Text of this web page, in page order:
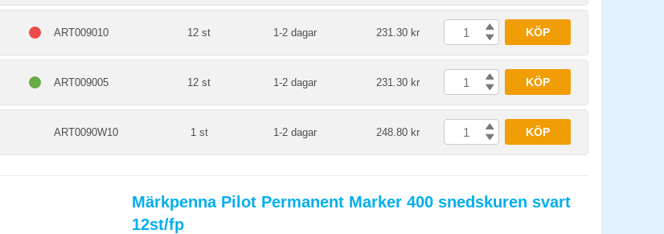
ART009010 12 st 1-2 dagar 231.30 kr KÖP
ART009005 12 st 1-2 dagar 231.30 kr KÖP
ART0090W10 1 st 1-2 dagar 248.80 kr KÖP
Märkpenna Pilot Permanent Marker 400 snedskuren svart
12st/fp